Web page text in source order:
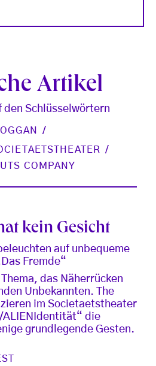
Artikel
den Schlüsselwörtern
COMPANY
kein Gesicht
auf unbequeme
Fremde“
das Näherrücken
Unbekannten. The
im Societaetstheater
ALIENIdentität“ die
grundlegende Gesten.